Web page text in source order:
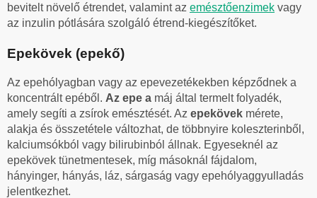
bevitelt növelő étrendet, valamint az emésztőenzimek vagy
az inzulin pótlására szolgáló étrend-kiegészítőket.
Epekövek (epekő)
Az epehólyagban vagy az epevezetékekben képződnek a
koncentrált epéből. Az epe a máj által termelt folyadék,
amely segíti a zsírok emésztését. Az epekövek mérete,
alakja és összetétele változhat, de többnyire koleszterinből,
kalciumsókból vagy bilirubinból állnak. Egyeseknél az
epekövek tünetmentesek, míg másoknál fájdalom,
hányinger, hányás, láz, sárgaság vagy epehólyaggyulladás
jelentkezhet.